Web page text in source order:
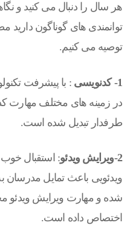
هر سال را دنبال می کنید و
توانمندی های گوناگون
توصیه می کنیم.
1- کدنویسی
: با پیشرفت
در زمینه های مختلف مهارت
طرفدار تبدیل شده است.
2-ویرایش ویدئو
: استقبال
ویدئویی باعث تمایل مدرسان
شده و مهارت ویرایش ویدئو
اختصاص داده است.